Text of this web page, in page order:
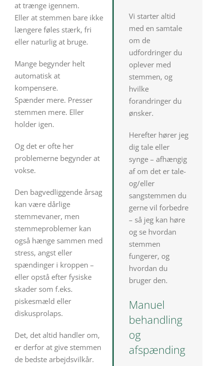
at trænge igennem.
Eller at stemmen bare ikke
længere føles stærk, fri
eller naturlig at bruge.
Mange begynder helt
automatisk at
kompensere.
Spænder mere. Presser
stemmen mere. Eller
holder igen.
Og det er ofte her
problemerne begynder at
vokse.
Den bagvedliggende årsag
kan være dårlige
stemmevaner, men
stemmeproblemer kan
også hænge sammen med
stress, angst eller
spændinger i kroppen –
eller opstå efter fysiske
skader som f.eks.
piskesmæld eller
diskusprolaps.
Det, det altid handler om,
er derfor at give stemmen
de bedste arbejdsvilkår.
Vi starter altid
med en samtale
om de
udfordringer du
oplever med
stemmen, og
hvilke
forandringer du
ønsker.
Herefter hører jeg
dig tale eller
synge – afhængig
af om det er tale-
og/eller
sangstemmen du
gerne vil forbedre
– så jeg kan høre
og se hvordan
stemmen
fungerer, og
hvordan du
bruger den.
Manuel
behandling
og
afspænding